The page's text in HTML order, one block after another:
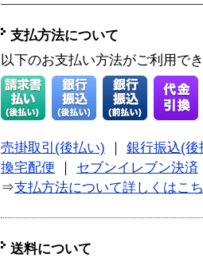
支払方法について
以下のお支払い方法がご利用で
売掛取引(後払い)
銀行振込(後
換宅配便
セブンイレブン決済
⇒支払方法について詳しくはこ
送料について